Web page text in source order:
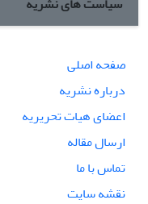
صفحه اصلی
درباره نشریه
اعضای هیات تحریریه
ارسال مقاله
تماس با ما
نقشه سایت